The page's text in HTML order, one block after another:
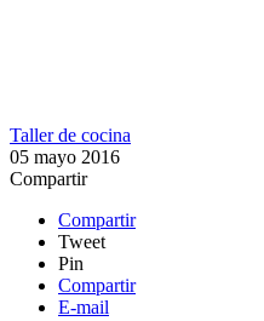
Taller de cocina
05 mayo 2016
Compartir
Compartir
Tweet
Pin
Compartir
E-mail